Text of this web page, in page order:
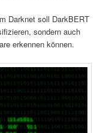
Darknet soll DarkBERT
sondern auch
erkennen können.